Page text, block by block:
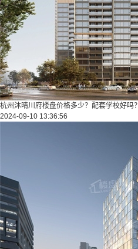
杭州沐晴川府楼盘价格多少？配套学校好吗？
2024-09-10 13:36:56